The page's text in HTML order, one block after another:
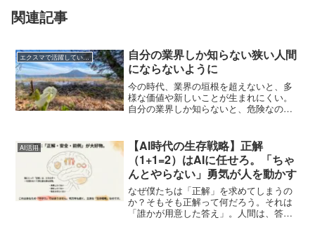
関連記事
エクスマで活躍している人たち
自分の業界しか知らない狭い人間
にならないように
今の時代、業界の垣根を超えないと、多
様な価値や新しいことが生まれにくい。
自分の業界しか知らないと、危険なので
の素晴らしいことだなって思う。
AI活用
【AI時代の生存戦略】正解
（1+1=2）はAIに任せろ。「ちゃ
んとやらない」勇気が人を動かす
なぜ僕たちは「正解」を求めてしまうの
か？そもそも正解って何だろう。それは
「誰かが用意した答え」。人間は、答え